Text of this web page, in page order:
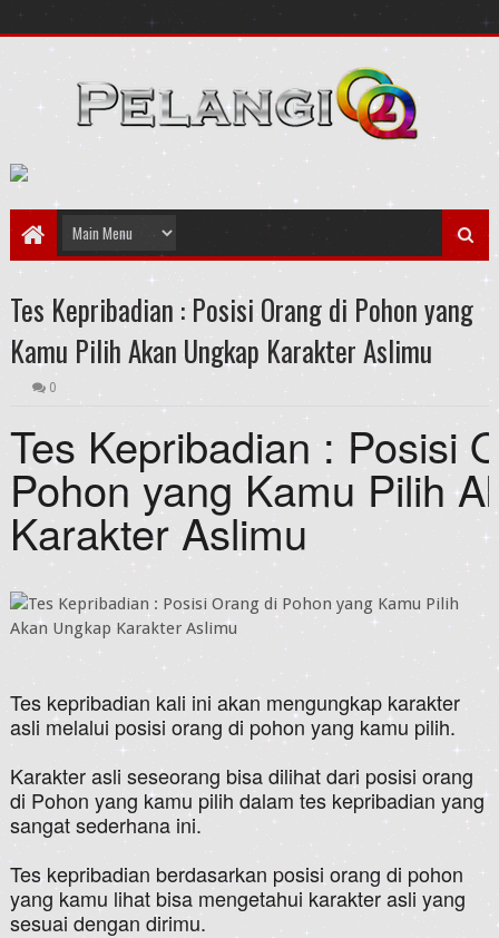
Tes Kepribadian : Posisi Orang di Pohon yang
Kamu Pilih Akan Ungkap Karakter Aslimu
0
Tes Kepribadian : Posisi
Pohon yang Kamu Pilih
Karakter Aslimu
Tes kepribadian kali ini akan mengungkap karakter
asli melalui posisi orang di pohon yang kamu pilih.
Karakter asli seseorang bisa dilihat dari posisi orang
di Pohon yang kamu pilih dalam tes kepribadian yang
sangat sederhana ini.
Tes kepribadian berdasarkan posisi orang di pohon
yang kamu lihat bisa mengetahui karakter asli yang
sesuai dengan dirimu.